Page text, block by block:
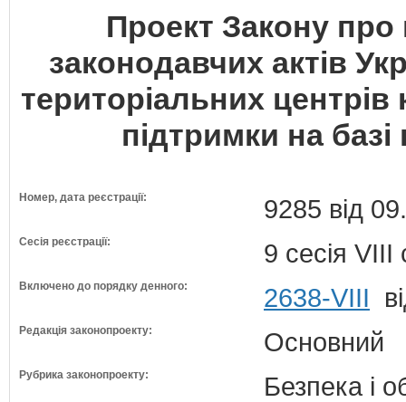
Проект Закону про
законодавчих актів
територіальних
підтримки на базі
Номер, дата реєстрації: 9285 від
Сесія реєстрації: 9 сесія VIII
Включено до порядку денного: 2638-VIII
Редакція законопроекту: Основний
Рубрика законопроекту: Безпека і